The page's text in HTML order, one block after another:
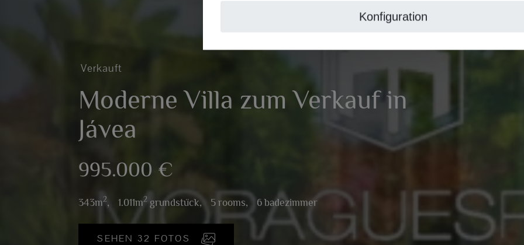
Konfiguration
Verkauft
Moderne Villa zum Verkauf in
Jávea
995.000 €
343m2, 1.011m2 grundstück, 5 rooms, 6 badezimmer
SEHEN 32 FOTOS